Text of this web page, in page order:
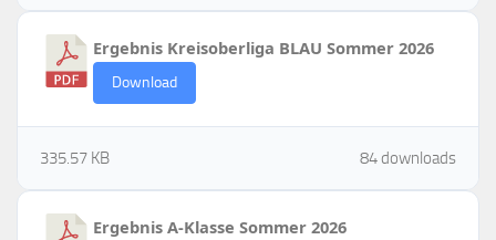
Ergebnis Kreisoberliga BLAU Sommer 2026
Download
84 downloads
335.57 KB
Ergebnis A-Klasse Sommer 2026